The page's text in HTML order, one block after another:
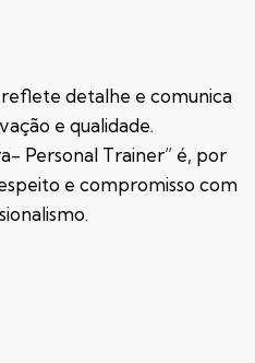
detalhe e comunica
e qualidade.
Personal Trainer” é, por
e compromisso com